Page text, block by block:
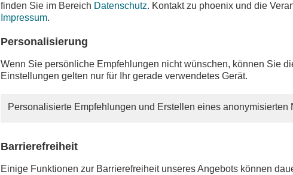
finden Sie im Bereich Datenschutz. Kontakt zu phoenix und die
Impressum.
Personalisierung
Wenn Sie persönliche Empfehlungen nicht wünschen, können Sie
Einstellungen gelten nur für Ihr gerade verwendetes Gerät.
Personalisierte Empfehlungen und Erstellen eines anonymisierten
Barrierefreiheit
Einige Funktionen zur Barrierefreiheit unseres Angebots können